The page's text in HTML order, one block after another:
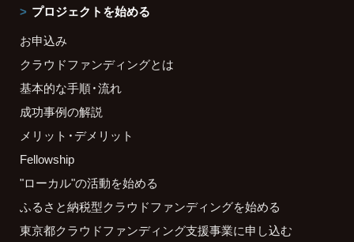
プロジェクトを始める
お申込み
クラウドファンディングとは
基本的な手順・流れ
成功事例の解説
メリット・デメリット
Fellowship
"ローカル"の活動を始める
ふるさと納税型クラウドファンディングを始める
東京都クラウドファンディング支援事業に申し込む